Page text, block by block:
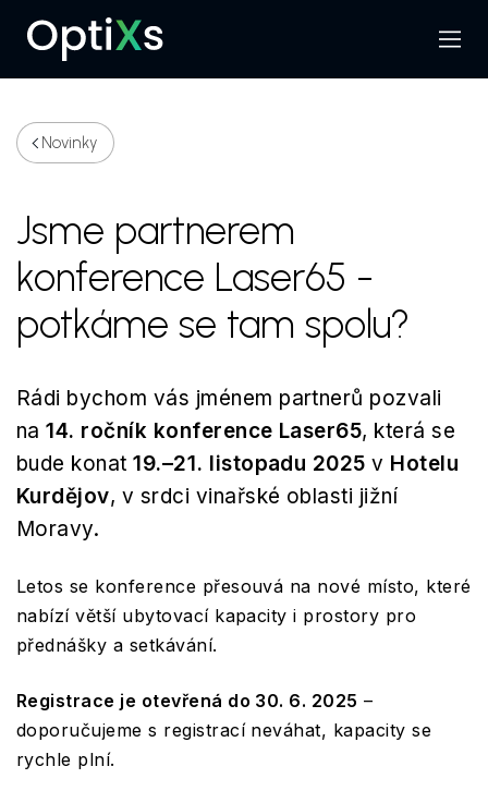
Hledat
Menu
Novinky
Jsme partnerem
konference Laser65 -
potkáme se tam spolu?
Rádi bychom vás jménem partnerů pozvali
na14. ročník konference Laser65, která se
bude konat19.–21. listopadu 2025 v Hotelu
Kurdějov, v srdci vinařské oblasti jižní
Moravy.
Letos se konference přesouvá na nové místo, které
nabízí větší ubytovací kapacity i prostory pro
přednášky a setkávání.
Registrace je otevřená do 30. 6. 2025 –
doporučujeme s registrací neváhat, kapacity se
rychle plní.